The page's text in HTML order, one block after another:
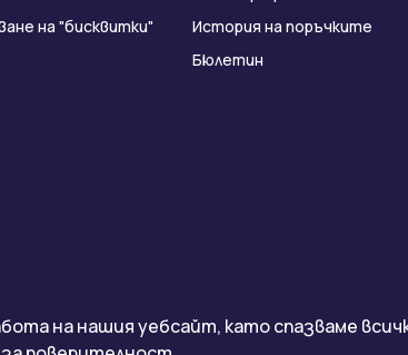
на нашия уебсайт, като спазваме
на "бисквитки"
История на поръчките
Бюлетин